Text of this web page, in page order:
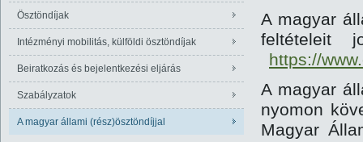
Ösztöndíjak
Intézményi mobilitás, külföldi ösztöndíjak
Beiratkozás és bejelentkezési eljárás
Szabályzatok
A magyar állami (rész)ösztöndíjjal
A magyar
feltételeit
https://
A magyar
nyomon
Magyar